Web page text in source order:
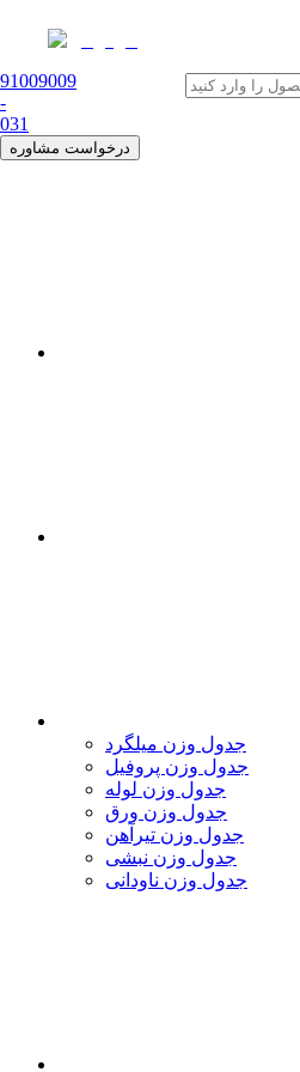
91009009
-
031
درخواست مشاوره
جدول وزن میلگرد
جدول وزن پروفیل
جدول وزن لوله
جدول وزن ورق
جدول وزن تیرآهن
جدول وزن نبشی
جدول وزن ناودانی